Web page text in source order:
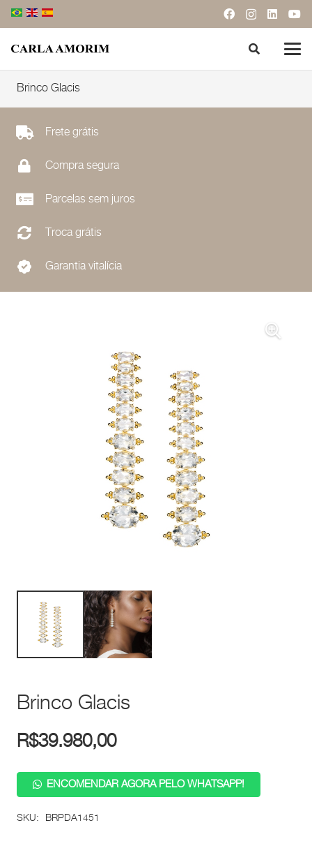
Brinco Glacis
Frete grátis
Compra segura
Parcelas sem juros
Troca grátis
Garantia vitalícia
Brinco Glacis
R$39.980,00
ENCOMENDAR AGORA PELO WHATSAPP!
SKU: BRPDA1451